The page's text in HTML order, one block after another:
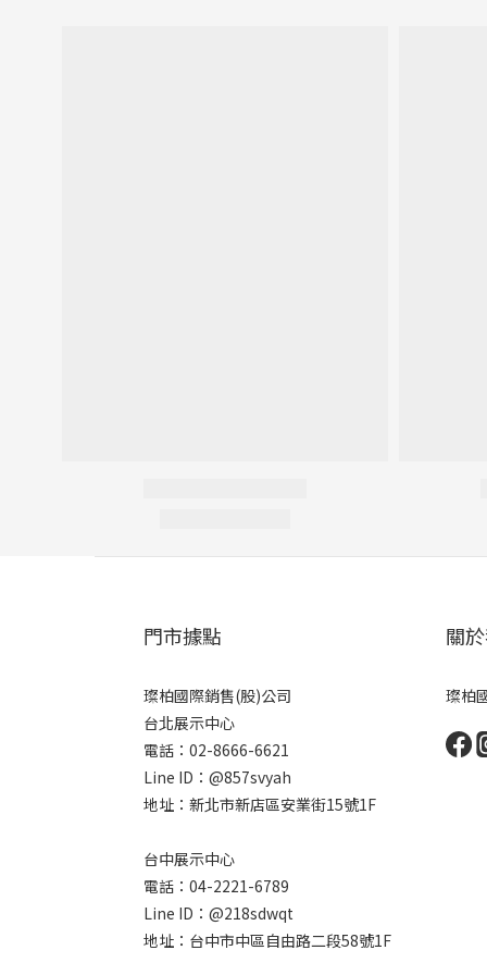
門市據點
璨柏國際銷售(股)公司
台北展示中心
電話：02-8666-6621
Line ID：@857svyah
地址：新北市新店區安業街15號1F
台中展示中心
電話：04-2221-6789
Line ID：@218sdwqt
地址：台中市中區自由路二段58號1F
關
璨柏